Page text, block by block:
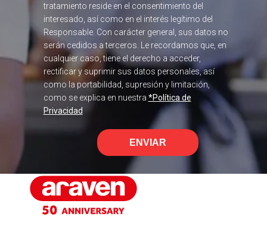
tratamiento reside en el consentimiento del
interesado, así como en el interés legítimo del
Responsable. Con carácter general, sus datos no
serán cedidos a terceros. Le recordamos que, en
cualquier caso, tiene el derecho a acceder,
rectificar y suprimir sus datos personales, así
como la portabilidad, supresión y limitación,
como se explica en nuestra *Política de
Privacidad
ENVIAR